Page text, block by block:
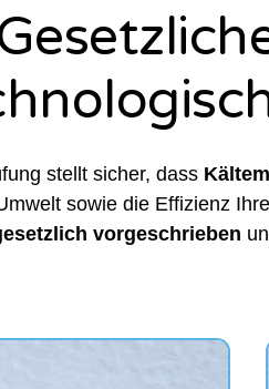
stellt sicher, dass
sowie die Effizienz
vorgeschrieben